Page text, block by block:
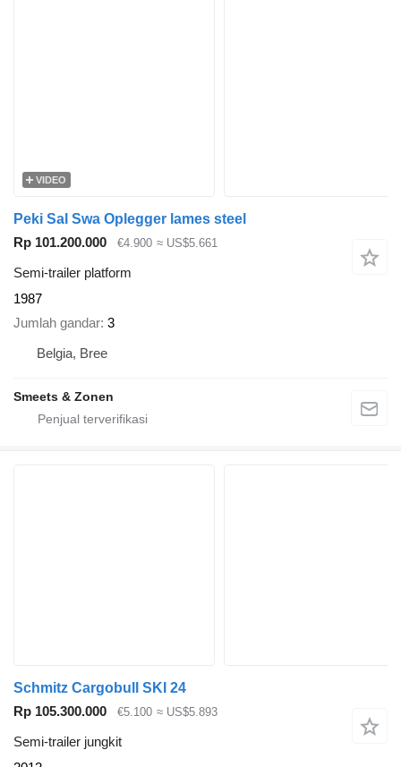
VIDEO
Peki Sal Swa Oplegger lames steel
Rp 101.200.000
€4.900 ≈ US$5.661
Semi-trailer platform
1987
Jumlah gandar 3
Belgia, Bree
Smeets & Zonen
Schmitz Cargobull SKI 24
Rp 105.300.000
€5.100 ≈ US$5.893
Semi-trailer jungkit